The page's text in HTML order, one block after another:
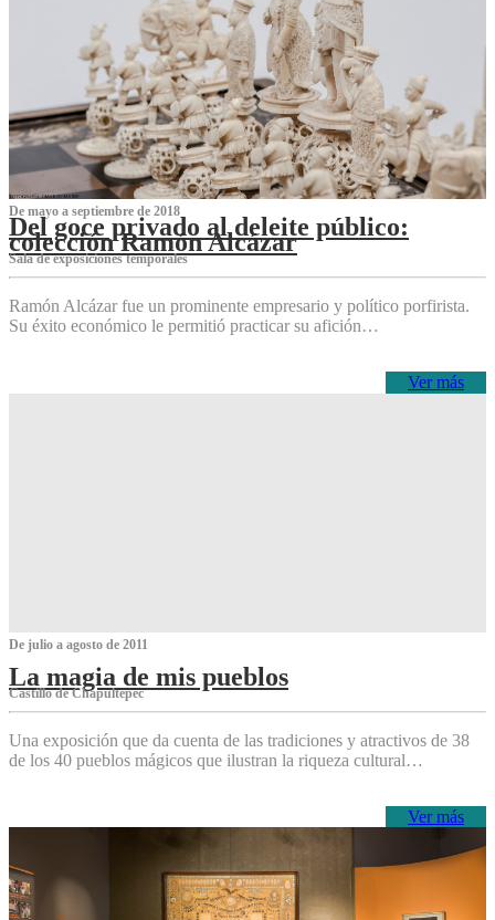
De mayo a septiembre de 2018
Del goce privado al deleite público:
colección Ramón Alcázar
Sala de exposiciones temporales
Ramón Alcázar fue un prominente empresario y político porfirista.
Su éxito económico le permitió practicar su afición…
Ver más
De julio a agosto de 2011
La magia de mis pueblos
Castillo de Chapultepec
Una exposición que da cuenta de las tradiciones y atractivos de 38
de los 40 pueblos mágicos que ilustran la riqueza cultural…
Ver más